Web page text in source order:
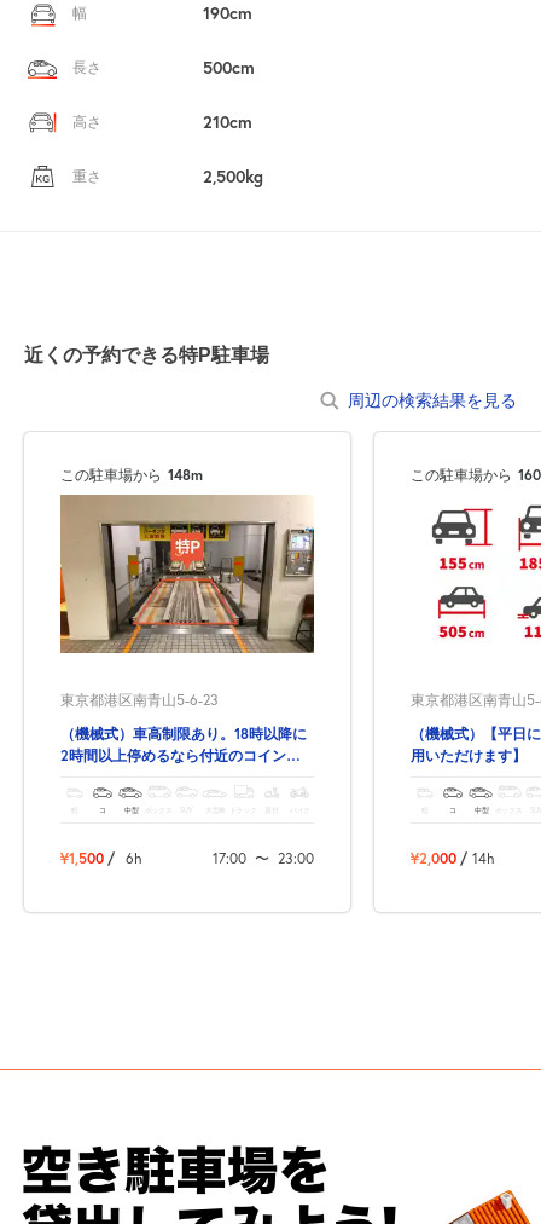
幅 190cm
長さ 500cm
高さ 210cm
重さ 2,500kg
近くの予約できる特P駐車場
周辺の検索結果を見る
この駐車場から 148m
東京都港区南青山5-6-23
（機械式）車高制限あり。18時以降に
2時間以上停めるなら付近のコインパ
軽 コ 中型 ボックス SUV 大型車 トラック バイク
¥1,500 / 6h 17:00 〜 23:00
この駐車場から
東京都港区南青山
（機械式）【平日
用いただけます】
軽 コ 中型 ボックス
¥2,000 / 14h